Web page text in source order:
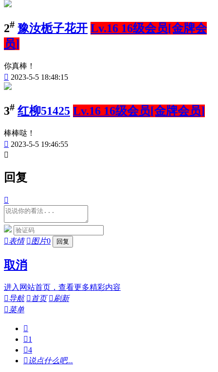
2# 豫汝栀子花开 Lv.16 16级会员[金牌会
员]
你真棒！
 2023-5-5 18:48:15
3# 红柳51425 Lv.16 16级会员[金牌会员]
棒棒哒！
 2023-5-5 19:46:55

回复

表情 图片0
取消
进入网站首页，查看更多精彩内容
导航  首页 刷新
菜单

1
4
说点什么吧...